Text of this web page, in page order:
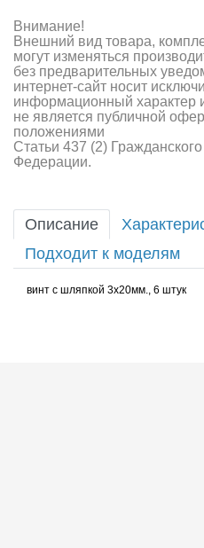
Двигатели
Технические жидкости
Инструмент,измерительные
Оптовая продажа запчастей
Внимание!
Внешний вид товара,
могут изменяться
без предварительных
интернет-сайт носит
информационный характер
не является публичной
положениями
Статьи 437 (2)
Федерации.
Описание
Подходит к моделям
винт с шляпкой 3х20мм., 6 штук